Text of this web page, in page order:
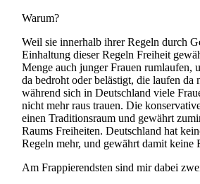
Warum?
Weil sie innerhalb ihrer Regeln durch
Einhaltung dieser Regeln Freiheit
Menge auch junger Frauen rumlaufen,
da bedroht oder belästigt, die laufen
während sich in Deutschland viele
nicht mehr raus trauen. Die
einen Traditionsraum und gewährt
Raums Freiheiten. Deutschland hat
Regeln mehr, und gewährt damit keine
Am Frappierendsten sind mir dabei